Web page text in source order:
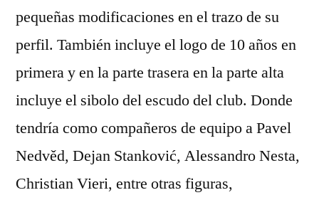
pequeñas modificaciones en el trazo de su
perfil. También incluye el logo de 10 años en
primera y en la parte trasera en la parte alta
incluye el sibolo del escudo del club. Donde
tendría como compañeros de equipo a Pavel
Nedvěd, Dejan Stanković, Alessandro Nesta,
Christian Vieri, entre otras figuras,